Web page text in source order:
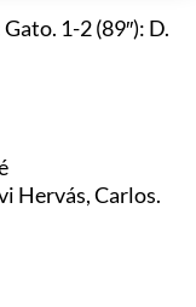
1-2 (89″): D.
Hervás, Carlos.